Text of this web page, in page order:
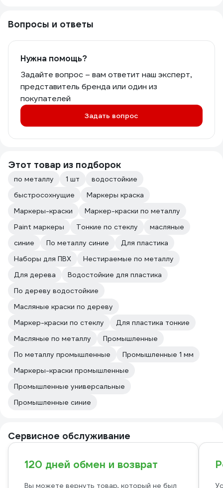
Вопросы и ответы
Нужна помощь?
Задайте вопрос – вам ответит наш эксперт,
представитель бренда или один из
покупателей
Задать вопрос
Этот товар из подборок
по металлу 1 шт
водостойкие
быстросохнущие
Маркеры краска
Маркеры-краски
Маркер-краски по металлу
Paint маркеры
Тонкие по стеклу
масляные
синие
По металлу синие
Для пластика
Наборы для ПВХ
Нестираемые по металлу
Для дерева
Водостойкие для пластика
По дереву водостойкие
Масляные краски по дереву
Маркер-краски по стеклу
Для пластика тонкие
Масляные по металлу
Промышленные
По металлу промышленные
Промышленные 1 мм
Маркеры-краски промышленные
Промышленные универсальные
Промышленные синие
Сервисное обслуживание
120 дней обмен и возврат
Вы можете вернуть товар, который не был